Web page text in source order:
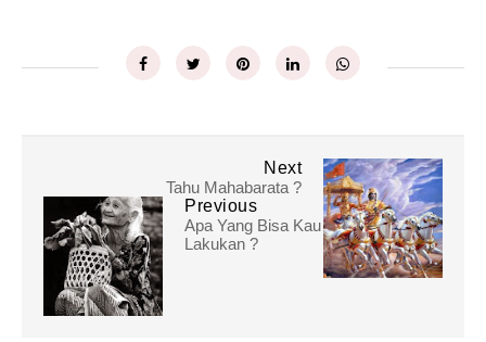
Next
Tahu Mahabarata ?
Previous
Apa Yang Bisa Kau
Lakukan ?